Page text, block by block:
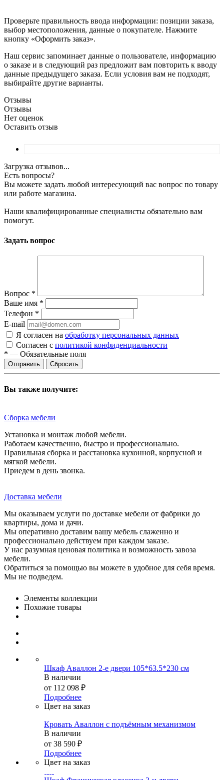
Проверьте правильность ввода информации: позиции заказа,
выбор местоположения, данные о покупателе. Нажмите
кнопку «Оформить заказ».
Наш сервис запоминает данные о пользователе, информацию
о заказе и в следующий раз предложит вам повторить к вводу
данные предыдущего заказа. Если условия вам не подходят,
выбирайте другие варианты.
Отзывы
Отзывы
Нет оценок
Оставить отзыв
Загрузка отзывов...
Есть вопросы?
Вы можете задать любой интересующий вас вопрос по товару
или работе магазина.
Наши квалифицированные специалисты обязательно вам
помогут.
Задать вопрос
Вопрос *
Ваше имя *
Телефон *
E-mail
Я согласен на обработку персональных данных
Согласен с политикой конфиденциальности
* — Обязательные поля
Сбросить
Вы также получите:
Сборка мебели
Установка и монтаж любой мебели.
Работаем качественно, быстро и профессионально.
Правильная сборка и расстановка кухонной, корпусной и
мягкой мебели.
Приедем в день звонка.
Доставка мебели
Мы оказываем услуги по доставке мебели от фабрики до
квартиры, дома и дачи.
Мы оперативно доставим вашу мебель слаженно и
профессионально действуем при каждом заказе.
У нас разумная ценовая политика и возможность завоза
мебели.
Обратиться за помощью вы можете в удобное для себя время.
Мы не подведем.
Элементы коллекции
Похожие товары
Шкаф Аваллон 2-е двери 105*63.5*230 см
В наличии
от 112 098 ₽
Подробнее
Цвет на заказ
Кровать Аваллон с подъёмным механизмом
В наличии
от 38 590 ₽
Подробнее
Цвет на заказ